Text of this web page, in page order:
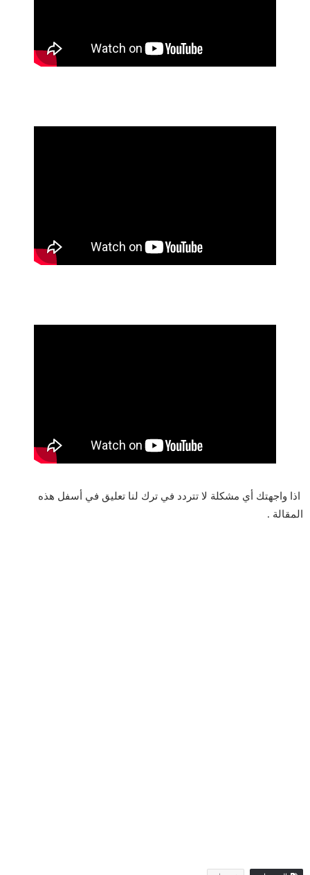
اذا واجهتك أي مشكلة لا تتردد في ترك لنا تعليق في أسفل هذه
المقالة .